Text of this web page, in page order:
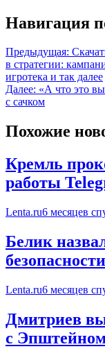
Навигация
Предыдущая:
в стратегии:
игротека и так далее
Далее: «А что это вы
с сачком
Похожие
Кремль
работы
Lenta.ru6 месяцев
Белик
Lenta.ru6 месяцев
Дмитриев
с